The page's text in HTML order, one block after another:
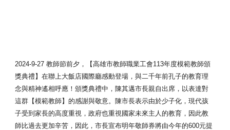
2024-9-27教師節前夕，【高雄市教師職業工會113年度模範教師頒
獎典禮】在聯上大飯店國際廳感動登場，與二千年前孔子的教育理
念與精神遙相呼應！頒獎典禮中，陳其邁市長親自出席，以表達對
這群【模範教師】的感謝與敬意。陳市長表示由於少子化，現代孩
子受到家長的高度重視，政府也重視國家未來主人的教育，因此教
師比過去更加辛苦，因此，市長宣布明年敬師券將由今年的600元提